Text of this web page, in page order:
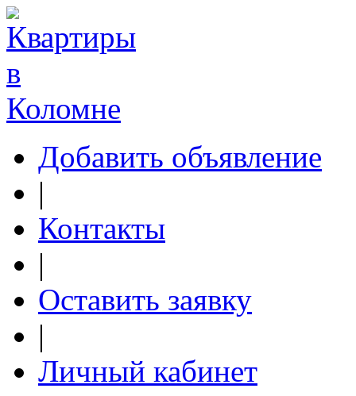
Добавить объявление
|
Контакты
|
Оставить заявку
|
Личный кабинет